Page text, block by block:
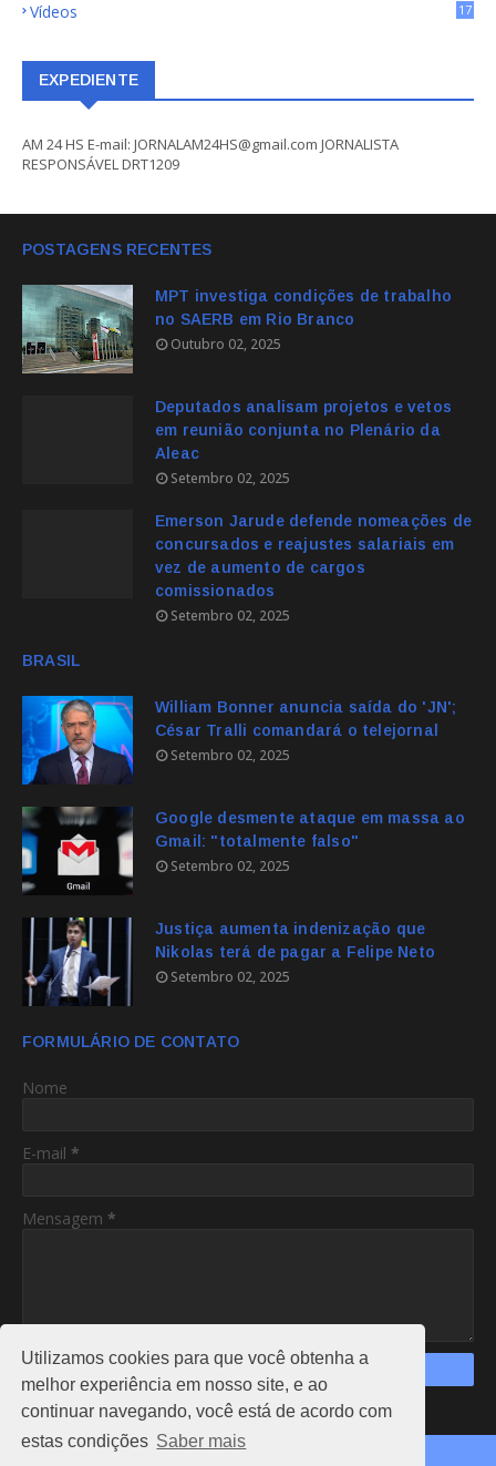
Utilizamos cookies para que você obtenha a
melhor experiência em nosso site, e ao
continuar navegando, você está de acordo com
estas condições Saber mais
Vídeos 17
EXPEDIENTE
AM 24 HS E-mail: JORNALAM24HS@gmail.com JORNALISTA
RESPONSÁVEL DRT1209
POSTAGENS RECENTES
MPT investiga condições de trabalho
no SAERB em Rio Branco
Outubro 02, 2025
Deputados analisam projetos e vetos
em reunião conjunta no Plenário da
Aleac
Setembro 02, 2025
Emerson Jarude defende nomeações de
concursados e reajustes salariais em
vez de aumento de cargos
comissionados
Setembro 02, 2025
BRASIL
William Bonner anuncia saída do 'JN';
César Tralli comandará o telejornal
Setembro 02, 2025
Google desmente ataque em massa ao
Gmail: "totalmente falso"
Setembro 02, 2025
Justiça aumenta indenização que
Nikolas terá de pagar a Felipe Neto
Setembro 02, 2025
FORMULÁRIO DE CONTATO
Nome
E-mail *
Mensagem *
https://www.am24hs.com/